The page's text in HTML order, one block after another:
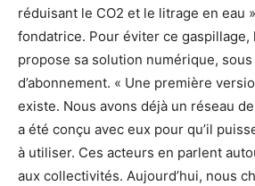
réduisant le CO2 et le litrage en eau
fondatrice. Pour éviter ce gaspillage,
propose sa solution numérique,
d’abonnement. « Une première
existe. Nous avons déjà un réseau de
a été conçu avec eux pour qu’il
à utiliser. Ces acteurs en parlent
aux collectivités. Aujourd’hui, nous